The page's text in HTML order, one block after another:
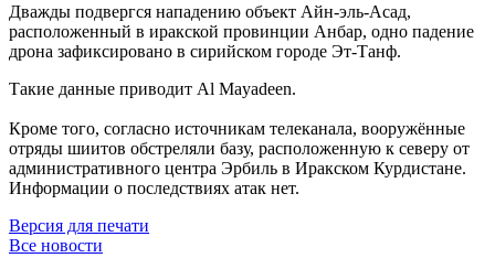
Дважды подвергся нападению объект Айн-эль-Асад,
расположенный в иракской провинции Анбар, одно падение
дрона зафиксировано в сирийском городе Эт-Танф.
Такие данные приводит Al Mayadeen.
Кроме того, согласно источникам телеканала, вооружённые
отряды шиитов обстреляли базу, расположенную к северу от
административного центра Эрбиль в Иракском Курдистане.
Информации о последствиях атак нет.
Версия для печати
Все новости